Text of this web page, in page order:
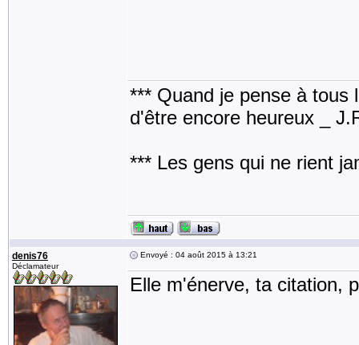
*** Quand je pense à tous
d'être encore heureux _
*** Les gens qui ne rient
denis76
Déclamateur
Envoyé : 04 août 2015 à 13:21
Elle m'énerve, ta citation,